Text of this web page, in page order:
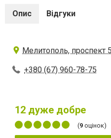
Опис Відгуки
Мелитополь, проспект
+380 (67) 960-78-75
12 дуже добре
(9 оцінок)